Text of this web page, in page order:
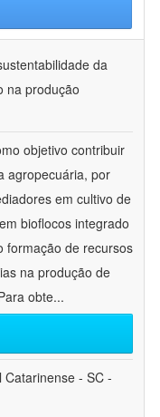
da
na produção
objetivo contribuir
agropecuária, por
em cultivo de
bioflocos integrado
formação de recursos
na produção de
obte...
- SC -